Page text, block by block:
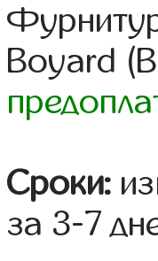
Boyard
Сроки:
за 3-7